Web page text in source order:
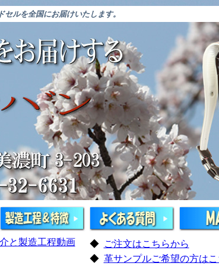
ルを全国にお届けいたします。
と製造工程動画 ◆
ご注文はこちらから
◆ 革サンプルご希望の方は